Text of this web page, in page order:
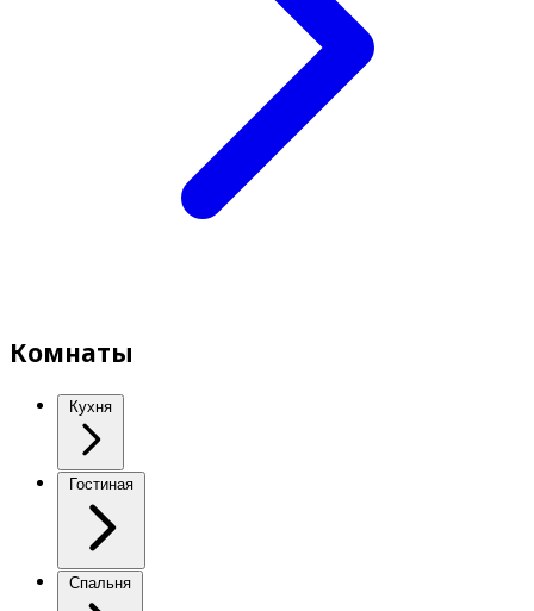
Комнаты
Кухня
Гостиная
Спальня